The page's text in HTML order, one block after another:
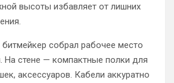
высоты избавляет от лишних
собрал рабочее место
На стене — компактные полки для
аксессуаров. Кабели аккуратно